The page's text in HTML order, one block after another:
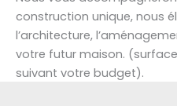
construction unique, nous
l’architecture,
votre futur maison.
suivant votre budget).